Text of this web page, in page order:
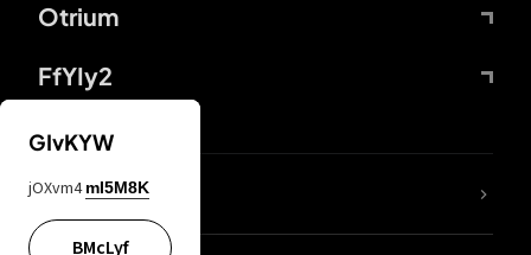
Otrium
FfYIy2
DDcvSo
GIvKYW
jOXvm4 mI5M8K
BMcLyf